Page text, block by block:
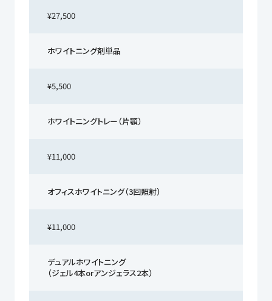
¥27,500
ホワイトニング剤単品
¥5,500
ホワイトニングトレー（片顎）
¥11,000
オフィスホワイトニング（3回照射）
¥11,000
デュアルホワイトニング
（ジェル4本orアンジェラス2本）